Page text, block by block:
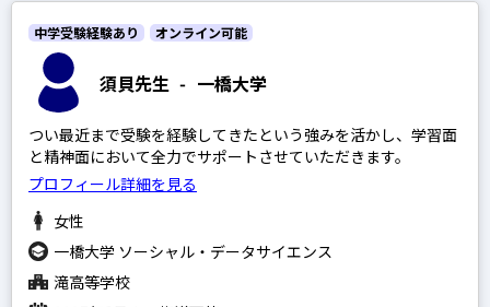
須貝先生 - 一橋大学
中学受験経験あり オンライン可能
つい最近まで受験を経験してきたという強みを活かし、学習面
と精神面において全力でサポートさせていただきます。
プロフィール詳細を見る
女性
一橋大学 ソーシャル・データサイエンス
滝高等学校